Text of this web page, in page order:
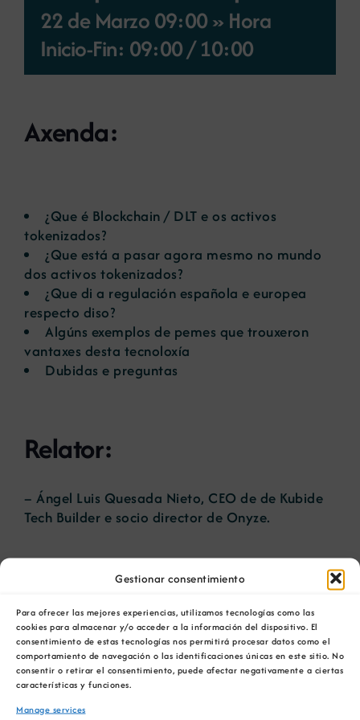
Gestionar consentimiento
Para ofrecer las mejores experiencias, utilizamos tecnologías como las
cookies para almacenar y/o acceder a la información del dispositivo. El
consentimiento de estas tecnologías nos permitirá procesar datos como el
comportamiento de navegación o las identificaciones únicas en este sitio. No
consentir o retirar el consentimiento, puede afectar negativamente a ciertas
características y funciones.
Manage services
Novas
Contacto
22 de Marzo 09:00 » Hora
Inicio-Fin: 09:00/10:00
Axenda:
¿Que é Blockchain / DLT e os activos
tokenizados?
¿Que está a pasar agora mesmo no mundo
dos activos tokenizados?
¿Que di a regulación española e europea
respecto diso?
Algúns exemplos de pemes que trouxeron
vantaxes desta tecnoloxía
Dubidas e preguntas
Relator:
– Ángel Luis Quesada Nieto, CEO de de Kubide
Tech Builder e socio director de Onyze.
ENGADIR AO CALENDARIO
Comparta esta información en su red Social